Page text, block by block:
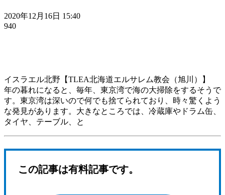
2020年12月16日 15:40
940
イスラエル北野【TLEA北海道エルサレム教会（旭川）】
年の暮れになると、毎年、東京湾で海の大掃除をするそうで
す。東京湾は深いので何でも捨てられており、時々驚くよう
な発見があります。大きなところでは、冷蔵庫やドラム缶、
タイヤ、テーブル、と
この記事は有料記事です。